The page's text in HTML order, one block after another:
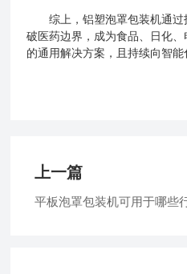
综上，铝塑泡罩包装机通过
破医药边界，成为食品、日化
的通用解决方案，且持续向智能
上一篇
平板泡罩包装机可用于哪些